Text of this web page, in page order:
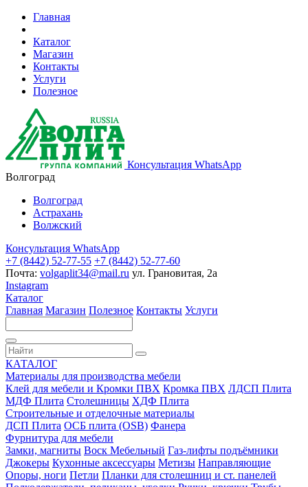
Главная
Каталог
Магазин
Контакты
Услуги
Полезное
Консультация WhatsApp
Волгоград
Волгоград
Астрахань
Волжский
Консультация WhatsApp
+7 (8442) 52-77-55 +7 (8442) 52-77-60
Почта: volgaplit34@mail.ru ул. Грановитая, 2а
Instagram
Каталог
Главная Магазин Полезное Контакты Услуги
КАТАЛОГ
Материалы для производства мебели
Клей для мебели и Кромки ПВХ Кромка ПВХ ЛДСП Плита
МДФ Плита Столешницы ХДФ Плита
Строительные и отделочные материалы
ДСП Плита ОСБ плита (OSB) Фанера
Фурнитура для мебели
3амки, магниты Воск Мебельный Газ-лифты подъёмники
Джокеры Кухонные аксессуары Метизы Направляющие
Опоры, ноги Петли Планки для столешниц и ст. панелей